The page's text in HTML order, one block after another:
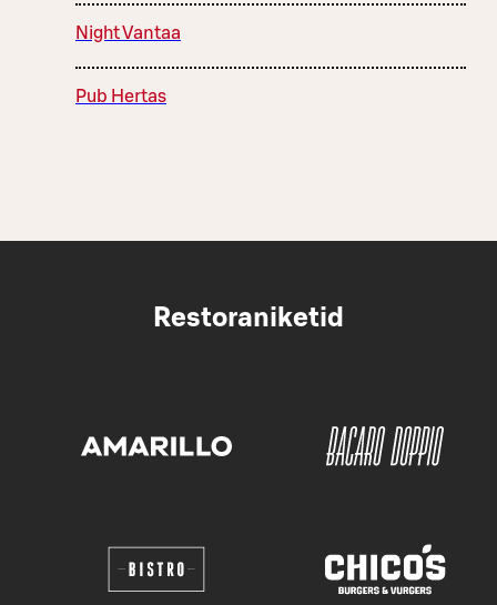
Night Vantaa
Pub Hertas
Restoraniketid